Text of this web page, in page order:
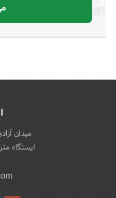
میدان
ایستگاه